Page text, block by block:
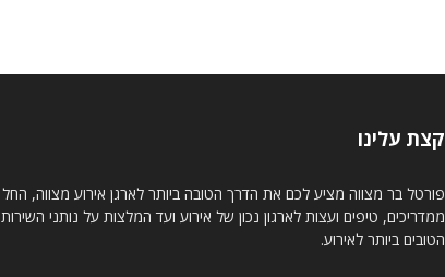
קצת עלינו
פורטל בר מצווה מציע לכם את הדרך הטובה ביותר לארגן אירוע מצווה, החל
ממדריכים, טיפים ועצות לארגון נכון של אירוע ועד המלצות על נותני השירות
הטובים ביותר לאירוע.